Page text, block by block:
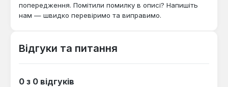
роботах, прокладанні комунікацій та інших
завданнях, що вимагають високої потужності та
інтенсивної експлуатації.
попередження. Помітили помилку в описі? Напишіть
нам — швидко перевіримо та виправимо.
Відгуки та питання
0 з 0 відгуків